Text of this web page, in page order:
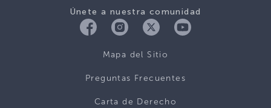
Únete a nuestra comunidad
Mapa del Sitio
Preguntas Frecuentes
Carta de Derecho